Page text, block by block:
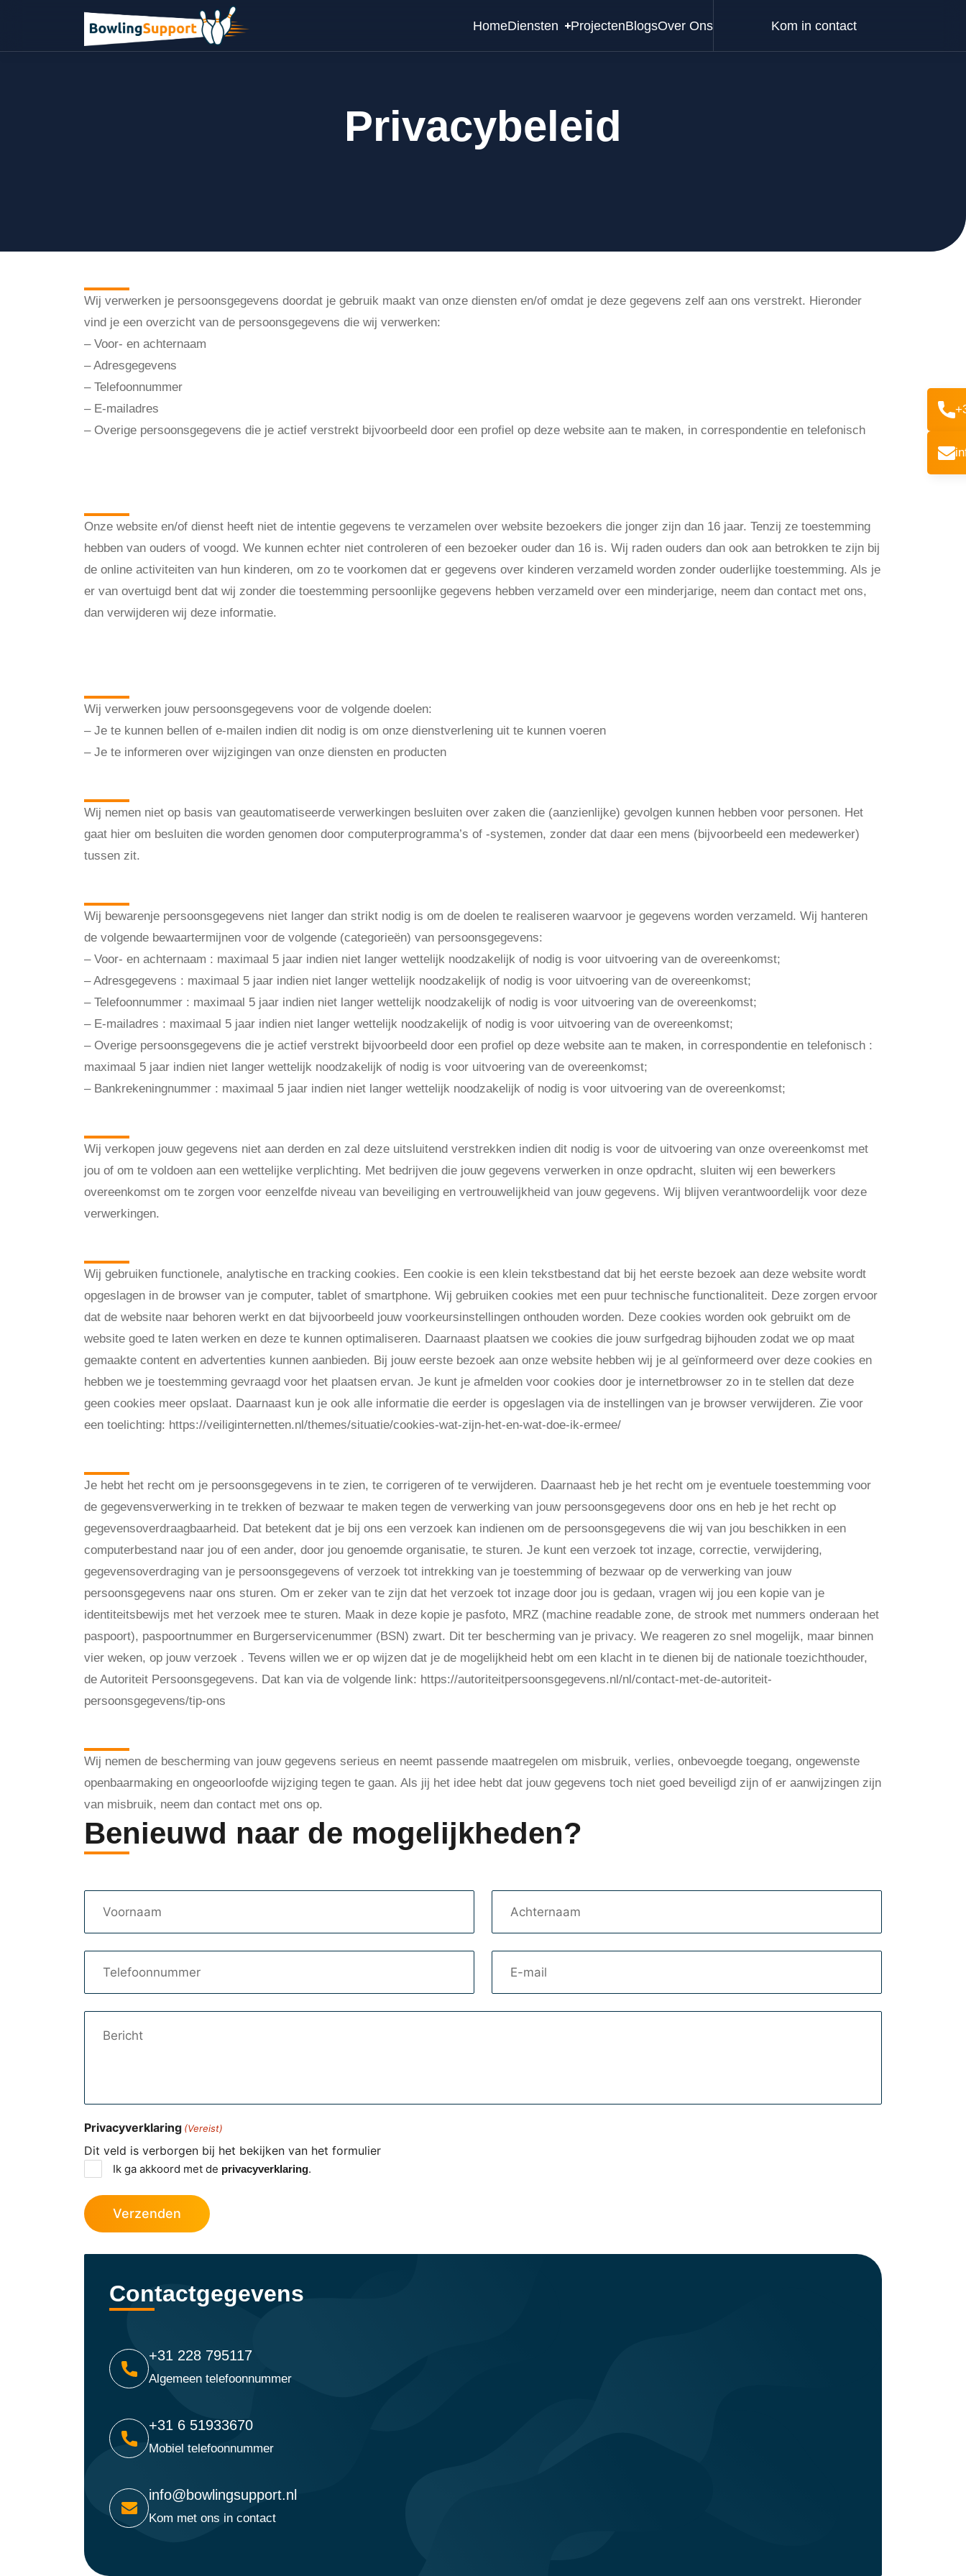
HomeDiensten ProjectenBlogsOver Ons Kom in contact
Privacybeleid
Wij verwerken je persoonsgegevens doordat je gebruik maakt van onze diensten en/of omdat je deze gegevens zelf aan ons verstrekt. Hieronder
vind je een overzicht van de persoonsgegevens die wij verwerken:
– Voor- en achternaam
– Adresgegevens
– Telefoonnummer
– E-mailadres
– Overige persoonsgegevens die je actief verstrekt bijvoorbeeld door een profiel op deze website aan te maken, in correspondentie en telefonisch
Onze website en/of dienst heeft niet de intentie gegevens te verzamelen over website bezoekers die jonger zijn dan 16 jaar. Tenzij ze toestemming
hebben van ouders of voogd. We kunnen echter niet controleren of een bezoeker ouder dan 16 is. Wij raden ouders dan ook aan betrokken te zijn bij
de online activiteiten van hun kinderen, om zo te voorkomen dat er gegevens over kinderen verzameld worden zonder ouderlijke toestemming. Als je
er van overtuigd bent dat wij zonder die toestemming persoonlijke gegevens hebben verzameld over een minderjarige, neem dan contact met ons,
dan verwijderen wij deze informatie.
Wij verwerken jouw persoonsgegevens voor de volgende doelen:
– Je te kunnen bellen of e-mailen indien dit nodig is om onze dienstverlening uit te kunnen voeren
– Je te informeren over wijzigingen van onze diensten en producten
Wij nemen niet op basis van geautomatiseerde verwerkingen besluiten over zaken die (aanzienlijke) gevolgen kunnen hebben voor personen. Het
gaat hier om besluiten die worden genomen door computerprogramma’s of -systemen, zonder dat daar een mens (bijvoorbeeld een medewerker)
tussen zit.
Wij bewarenje persoonsgegevens niet langer dan strikt nodig is om de doelen te realiseren waarvoor je gegevens worden verzameld. Wij hanteren
de volgende bewaartermijnen voor de volgende (categorieën) van persoonsgegevens:
– Voor- en achternaam : maximaal 5 jaar indien niet langer wettelijk noodzakelijk of nodig is voor uitvoering van de overeenkomst;
– Adresgegevens : maximaal 5 jaar indien niet langer wettelijk noodzakelijk of nodig is voor uitvoering van de overeenkomst;
– Telefoonnummer : maximaal 5 jaar indien niet langer wettelijk noodzakelijk of nodig is voor uitvoering van de overeenkomst;
– E-mailadres : maximaal 5 jaar indien niet langer wettelijk noodzakelijk of nodig is voor uitvoering van de overeenkomst;
– Overige persoonsgegevens die je actief verstrekt bijvoorbeeld door een profiel op deze website aan te maken, in correspondentie en telefonisch :
maximaal 5 jaar indien niet langer wettelijk noodzakelijk of nodig is voor uitvoering van de overeenkomst;
– Bankrekeningnummer : maximaal 5 jaar indien niet langer wettelijk noodzakelijk of nodig is voor uitvoering van de overeenkomst;
Wij verkopen jouw gegevens niet aan derden en zal deze uitsluitend verstrekken indien dit nodig is voor de uitvoering van onze overeenkomst met
jou of om te voldoen aan een wettelijke verplichting. Met bedrijven die jouw gegevens verwerken in onze opdracht, sluiten wij een bewerkers
overeenkomst om te zorgen voor eenzelfde niveau van beveiliging en vertrouwelijkheid van jouw gegevens. Wij blijven verantwoordelijk voor deze
verwerkingen.
Wij gebruiken functionele, analytische en tracking cookies. Een cookie is een klein tekstbestand dat bij het eerste bezoek aan deze website wordt
opgeslagen in de browser van je computer, tablet of smartphone. Wij gebruiken cookies met een puur technische functionaliteit. Deze zorgen ervoor
dat de website naar behoren werkt en dat bijvoorbeeld jouw voorkeursinstellingen onthouden worden. Deze cookies worden ook gebruikt om de
website goed te laten werken en deze te kunnen optimaliseren. Daarnaast plaatsen we cookies die jouw surfgedrag bijhouden zodat we op maat
gemaakte content en advertenties kunnen aanbieden. Bij jouw eerste bezoek aan onze website hebben wij je al geïnformeerd over deze cookies en
hebben we je toestemming gevraagd voor het plaatsen ervan. Je kunt je afmelden voor cookies door je internetbrowser zo in te stellen dat deze
geen cookies meer opslaat. Daarnaast kun je ook alle informatie die eerder is opgeslagen via de instellingen van je browser verwijderen. Zie voor
een toelichting: https://veiliginternetten.nl/themes/situatie/cookies-wat-zijn-het-en-wat-doe-ik-ermee/
Je hebt het recht om je persoonsgegevens in te zien, te corrigeren of te verwijderen. Daarnaast heb je het recht om je eventuele toestemming voor
de gegevensverwerking in te trekken of bezwaar te maken tegen de verwerking van jouw persoonsgegevens door ons en heb je het recht op
gegevensoverdraagbaarheid. Dat betekent dat je bij ons een verzoek kan indienen om de persoonsgegevens die wij van jou beschikken in een
computerbestand naar jou of een ander, door jou genoemde organisatie, te sturen. Je kunt een verzoek tot inzage, correctie, verwijdering,
gegevensoverdraging van je persoonsgegevens of verzoek tot intrekking van je toestemming of bezwaar op de verwerking van jouw
persoonsgegevens naar ons sturen. Om er zeker van te zijn dat het verzoek tot inzage door jou is gedaan, vragen wij jou een kopie van je
identiteitsbewijs met het verzoek mee te sturen. Maak in deze kopie je pasfoto, MRZ (machine readable zone, de strook met nummers onderaan het
paspoort), paspoortnummer en Burgerservicenummer (BSN) zwart. Dit ter bescherming van je privacy. We reageren zo snel mogelijk, maar binnen
vier weken, op jouw verzoek . Tevens willen we er op wijzen dat je de mogelijkheid hebt om een klacht in te dienen bij de nationale toezichthouder,
de Autoriteit Persoonsgegevens. Dat kan via de volgende link: https://autoriteitpersoonsgegevens.nl/nl/contact-met-de-autoriteit-
persoonsgegevens/tip-ons
Wij nemen de bescherming van jouw gegevens serieus en neemt passende maatregelen om misbruik, verlies, onbevoegde toegang, ongewenste
openbaarmaking en ongeoorloofde wijziging tegen te gaan. Als jij het idee hebt dat jouw gegevens toch niet goed beveiligd zijn of er aanwijzingen zijn
van misbruik, neem dan contact met ons op.
Benieuwd naar de mogelijkheden?
Dit veld is verborgen bij het bekijken van het formulier
Privacyverklaring (Vereist)
Ik ga akkoord met de privacyverklaring.
Contactgegevens
+31 228 795117
Algemeen telefoonnummer
+31 6 51933670
Mobiel telefoonnummer
info@bowlingsupport.nl
Kom met ons in contact